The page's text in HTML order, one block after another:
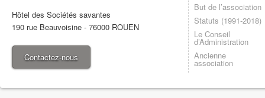
Hôtel des Sociétés savantes
190 rue Beauvoisine - 76000 ROUEN
Contactez-nous
But de l’association
Statuts (1991-2018)
Le Conseil
d’Administration
Ancienne
association